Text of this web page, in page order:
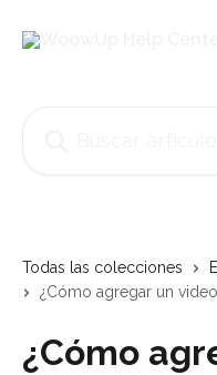
Todas las colecciones
¿Cómo agregar un
¿Cómo